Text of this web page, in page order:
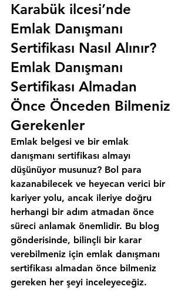
Karabük ilcesi’nde
Emlak Danışmanı
Sertifikası Nasıl Alınır?
Emlak Danışmanı
Sertifikası Almadan
Önce Önceden Bilmeniz
Gerekenler
Emlak belgesi ve bir emlak
danışmanı sertifikası almayı
düşünüyor musunuz? Bol para
kazanabilecek ve heyecan verici bir
kariyer yolu, ancak ileriye doğru
herhangi bir adım atmadan önce
süreci anlamak önemlidir. Bu blog
gönderisinde, bilinçli bir karar
verebilmeniz için emlak danışmanı
sertifikası almadan önce bilmeniz
gereken her şeyi inceleyeceğiz.